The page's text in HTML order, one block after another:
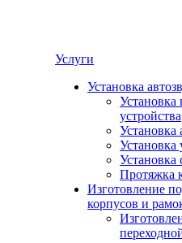
Услуги
Установка
Установка
устройства
Установка
Установка
Установка
Протяжка
Изготовление
корпусов и